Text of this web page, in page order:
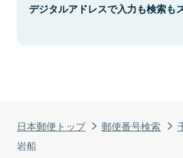
日本郵便トップ 郵便番号検索
岩船
デジタルアドレスで入力も検索も